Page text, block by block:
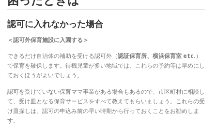
認可に入れなかった場合
＜認可外保育施設に入園する＞
できるだけ自治体の補助を受ける認可外（認証保育所、横浜保育室 etc.）
で保育を確保します。待機児童が多い地域では、これらの予約等は早めにし
ておくほうがよいでしょう。
認可を受けていない保育ママ事業がある場合もあるので、市区町村に相談し
て、受け皿となる保育サービスをすべて教えてもらいましょう。これらの受
け皿探しは、認可の申込み前の早い時期から行っておくことをお勧めしま
す。